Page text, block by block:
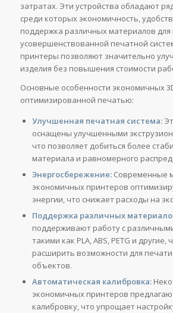
затратах. Эти устройства обладают
среди которых экономичность,
поддержка различных материалов для
усовершенствованной печатной
принтеры позволяют значительно
изделия без повышения стоимости
Основные особенности экономичных
оптимизированной печатью:
Улучшенная печатная система:
оснащены улучшенными
что позволяет добиться более
материала и равномерного
Энергосбережение:Современные
экономичных принтеров
энергии, что снижает расходы на
Поддержка различных
поддерживают работу с
такими как PLA, ABS, PETG и другие,
расширить возможности для
объектов.
Автоматическая калибровка:
экономичных принтеров
калибровку, что упрощает